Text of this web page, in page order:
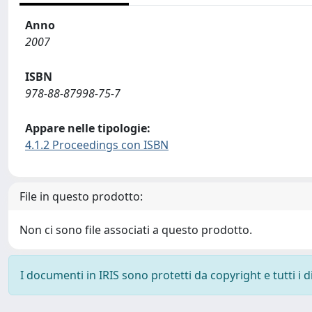
Anno
2007
ISBN
978-88-87998-75-7
Appare nelle tipologie:
4.1.2 Proceedings con ISBN
File in questo prodotto:
Non ci sono file associati a questo prodotto.
I documenti in IRIS sono protetti da copyright e tutti i